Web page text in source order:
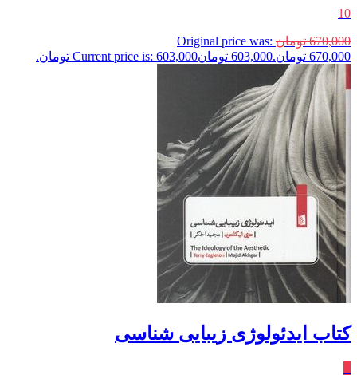
10
670,000 تومان Original price was:
670,000 تومان.
603,000 تومانCurrent price is: 603,000 تومان.
کتاب ایدئولوژی زیبایی شناسی